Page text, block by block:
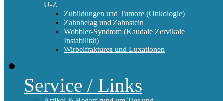
U-Z
Zubildungen und Tumore (Onkologie)
Zahnbelag und Zahnstein
Wobbler-Syndrom (Kaudale Zervikale
Instabilität)
Wirbelfrakturen und Luxationen
Service / Links